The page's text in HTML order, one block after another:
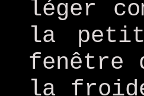
léger
la
fenêtre
la